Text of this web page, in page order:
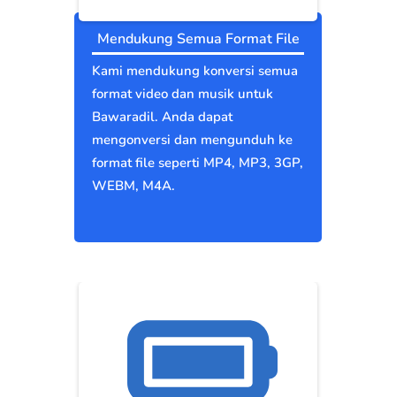
Mendukung Semua Format File
Kami mendukung konversi semua
format video dan musik untuk
Bawaradil. Anda dapat
mengonversi dan mengunduh ke
format file seperti MP4, MP3, 3GP,
WEBM, M4A.